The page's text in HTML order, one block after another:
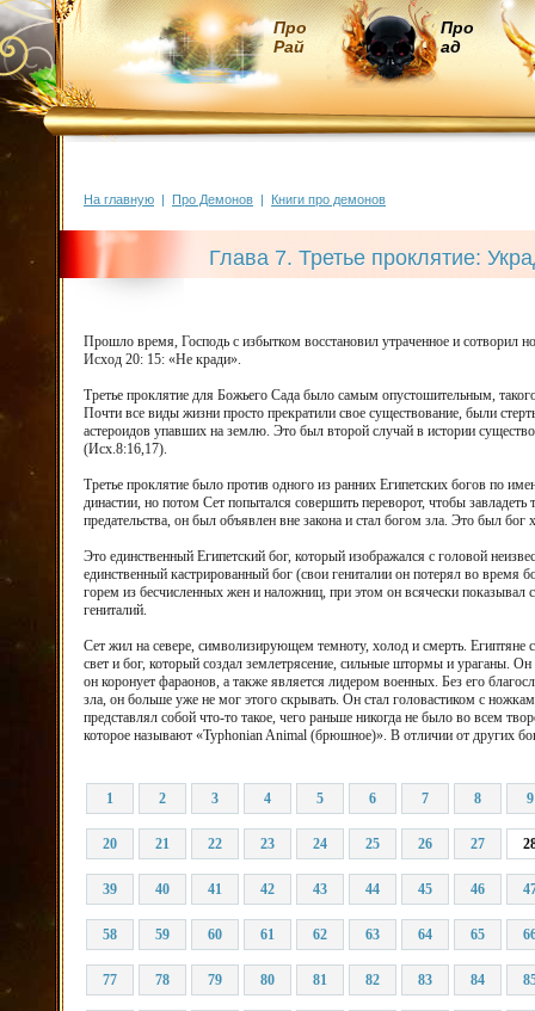
Про
Рай
Про
ад
На главную | Про Демонов | Книги про демонов
Глава 7. Третье проклятие:
Прошло время, Господь с избытком восстановил утраченное и
Исход 20: 15: «Не кради».
Третье проклятие для Божьего Сада было самым опустошительным,
Почти все виды жизни просто прекратили свое существование, были
астероидов упавших на землю. Это был второй случай в истории
(Исх.8:16,17).
Третье проклятие было против одного из ранних Египетских богов по
династии, но потом Сет попытался совершить переворот, чтобы
предательства, он был объявлен вне закона и стал богом зла. Это был
Это единственный Египетский бог, который изображался с головой
единственный кастрированный бог (свои гениталии он потерял во
горем из бесчисленных жен и наложниц, при этом он всячески
гениталий.
Сет жил на севере, символизирующем темноту, холод и смерть.
свет и бог, который создал землетрясение, сильные штормы и ураганы.
он коронует фараонов, а также является лидером военных. Без его
зла, он больше уже не мог этого скрывать. Он стал головастиком с
представлял собой что-то такое, чего раньше никогда не было во всем
которое называют «Typhonian Animal (брюшное)». В отличии от других
1 2 3 4 5 6 7 8 9
20 21 22 23 24 25 26 27
39 40 41 42 43 44 45 46
58 59 60 61 62 63 64 65
77 78 79 80 81 82 83 84